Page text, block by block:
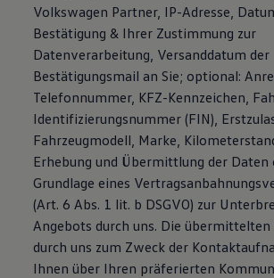
Volkswagen Partner, IP-Adresse,
Bestätigung & Ihrer Zustimmung zur
Datenverarbeitung, Versanddatum der
Bestätigungsmail an Sie; optional:
Telefonnummer, KFZ-Kennzeichen,
Identifizierungsnummer (FIN),
Fahrzeugmodell, Marke,
Erhebung und Übermittlung der
Grundlage eines
(Art. 6 Abs. 1 lit. b DSGVO) zur
Angebots durch uns. Die
durch uns zum Zweck der
Ihnen über Ihren präferierten